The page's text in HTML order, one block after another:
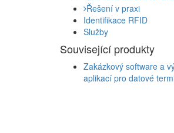
Řešení v praxi
Identifikace RFID
Služby
Související produkty
Zakázkový software a
aplikací pro datové